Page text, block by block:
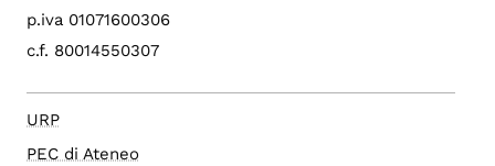
p.iva 01071600306
c.f. 80014550307
URP
PEC di Ateneo